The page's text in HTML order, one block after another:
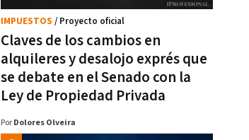
Claves de los cambios en
alquileres y desalojo exprés que
se debate en el Senado con la
Ley de Propiedad Privada
IMPUESTOS / Proyecto oficial
Por Dolores Olveira